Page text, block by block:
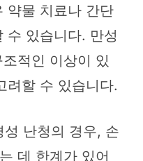
약물 치료나 간단
수 있습니다. 만성
적인 이상이 있
려할 수 있습니다.
성 난청의 경우, 손
데 한계가 있어